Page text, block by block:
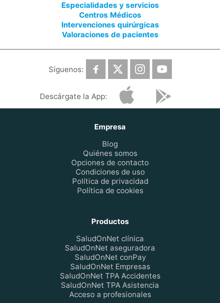
Especialidades y servicios
Centros Médicos
Intervenciones quirúrgicas
Valoraciones de pacientes
Síguenos:
Descárgate la App:
Empresa
Blog
Quiénes somos
Opciones de contacto
Condiciones de uso
Política de privacidad
Política de cookies
Productos
SaludOnNet clínica
SaludOnNet aseguradora
SaludOnNet conPay
SaludOnNet Empresas
SaludOnNet TPA Accidentes
SaludOnNet TPA Asistencia
Acceso a profesionales